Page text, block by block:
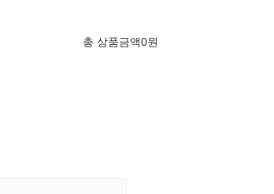
총 상품금액0원